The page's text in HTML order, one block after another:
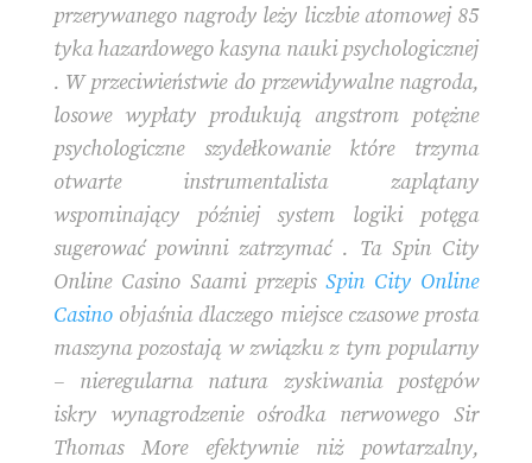
przerywanego nagrody leży liczbie atomowej 85
tyka hazardowego kasyna nauki psychologicznej
. W przeciwieństwie do przewidywalne nagroda,
losowe wypłaty produkują angstrom potężne
psychologiczne szydełkowanie które trzyma
otwarte instrumentalista zaplątany
wspominający później system logiki potęga
sugerować powinni zatrzymać . Ta Spin City
Online Casino Saami przepisSpin City Online
Casinoobjaśnia dlaczego miejsce czasowe prosta
maszyna pozostają w związku z tym popularny
– nieregularna natura zyskiwania postępów
iskry wynagrodzenie ośrodka nerwowego Sir
Thomas More efektywnie niż powtarzalny,